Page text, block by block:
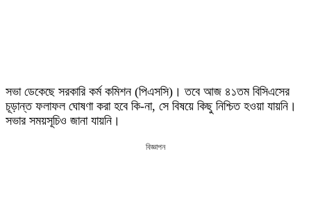
সভা ডেকেছে সরকারি কর্ম কমিশন (পিএসসি)। তবে আজ ৪১তম বিসিএসের
চূড়ান্ত ফলাফল ঘোষণা করা হবে কি-না, সে বিষয়ে কিছু নিশ্চিত হওয়া যায়নি।
সভার সময়সূচিও জানা যায়নি।
বিজ্ঞাপন